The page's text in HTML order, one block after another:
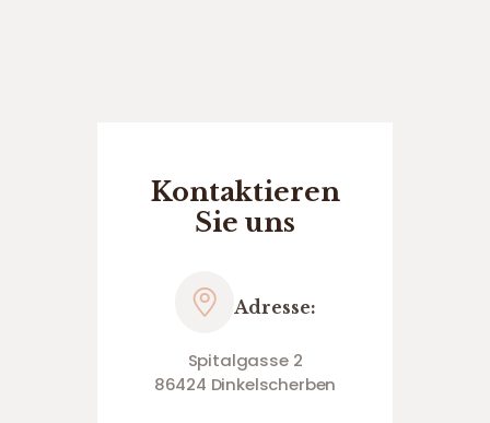
Kontaktieren
Sie uns
Adresse:
Spitalgasse 2
86424 Dinkelscherben